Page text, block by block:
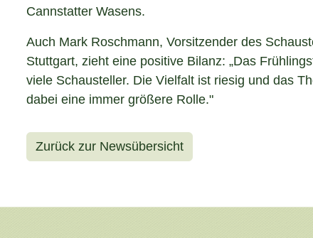
Cannstatter Wasens.
Auch Mark Roschmann, Vorsitzender des
Stuttgart, zieht eine positive Bilanz: „Das
viele Schausteller. Die Vielfalt ist riesig und das
dabei eine immer größere Rolle."
Zurück zur Newsübersicht